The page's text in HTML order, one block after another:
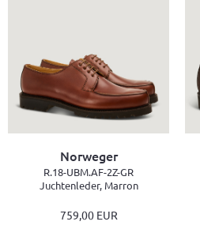
Norweger
R.18-UBM.AF-2Z-GR
Juchtenleder, Marron
759,00 EUR